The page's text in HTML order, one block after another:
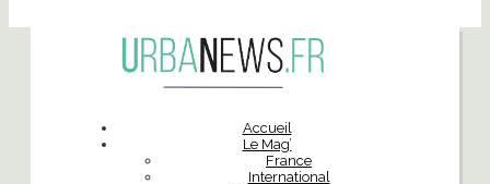
Accueil
Le Mag’
France
International